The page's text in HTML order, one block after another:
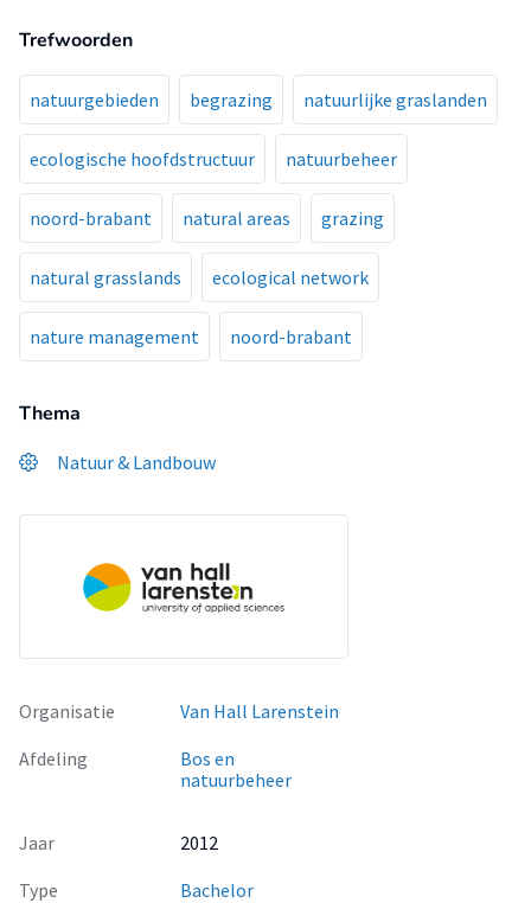
Trefwoorden
natuurgebieden begrazing natuurlijke graslanden
ecologische hoofdstructuur natuurbeheer
noord-brabant natural areas grazing
natural grasslands ecological network
nature management noord-brabant
Thema
Natuur & Landbouw
Organisatie
Van Hall Larenstein
Afdeling
Bos en
natuurbeheer
Jaar
2012
Type
Bachelor